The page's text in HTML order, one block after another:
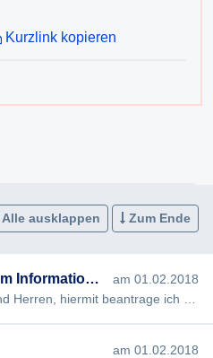
Kurzlink kopieren
Alle ausklappen Zum Ende
Mathias Huter (Forum Informationsfreiheit)
am 01.02.2018
am 01.02.2018